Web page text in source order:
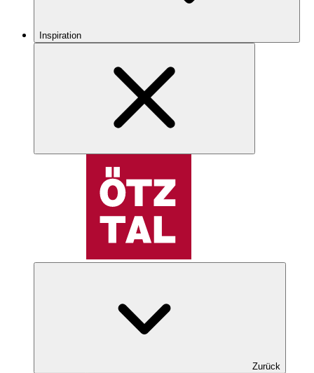
Inspiration
Zurück